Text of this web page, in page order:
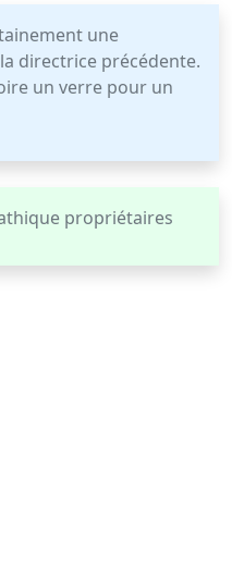
une
directrice précédente.
un verre pour un
propriétaires